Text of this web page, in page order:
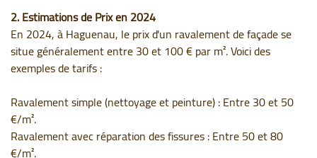
2. Estimations de Prix en 2024
En 2024, à Haguenau, le prix d'un ravalement de façade se
situe généralement entre 30 et 100 € par m². Voici des
exemples de tarifs :
Ravalement simple (nettoyage et peinture) : Entre 30 et 50
€/m².
Ravalement avec réparation des fissures : Entre 50 et 80
€/m².